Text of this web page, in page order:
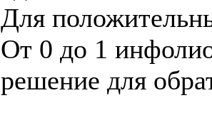
Для
От 0 до 1
решение для